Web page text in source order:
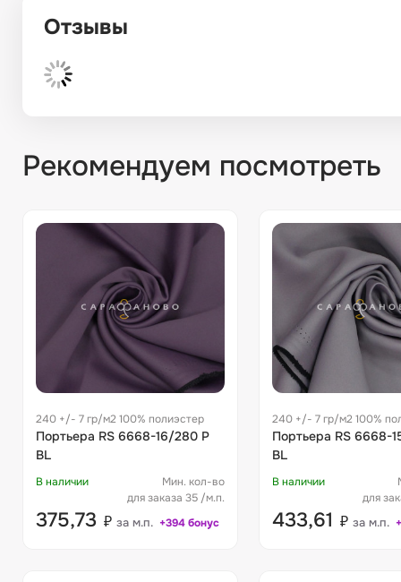
Отзывы
Рекомендуем посмотреть
240 +/- 7 гр/м2 100% полиэстер
Портьера RS 6668-16/280 P
BL
В наличии
Мин. кол-во
для заказа 35 /м.п.
375,73 ₽ за м.п. +394 бонус
240 +/- 7 гр/м2 100%
Портьера RS 6668-
BL
В наличии
для
433,61 ₽ за м.п.